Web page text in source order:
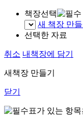
책장선택
새 책장 만
선택한 자료
취소 내책장에 담기
새책장 만들기
닫기
표가 있는 항